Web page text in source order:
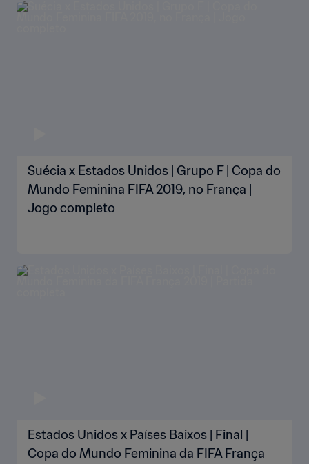
Suécia x Estados Unidos | Grupo F | Copa do
Mundo Feminina FIFA 2019, no França |
Jogo completo
Estados Unidos x Países Baixos | Final |
Copa do Mundo Feminina da FIFA França